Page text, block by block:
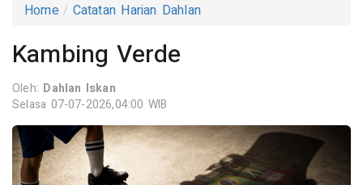
Home Catatan Harian Dahlan
Kambing Verde
Oleh: Dahlan Iskan
Selasa 07-07-2026,04:00 WIB